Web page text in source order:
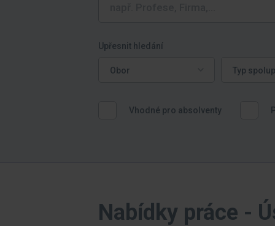
Upřesnit hledání
Obor
Typ
Vhodné pro absolventy
Nabídky práce -